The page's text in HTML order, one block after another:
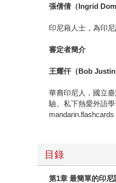
張倩倩（Ingrid
印尼藉人士，為印
審定者簡介
王耀仟（Bob Justin
華裔印尼人，國立
驗。私下熱愛外語
mandarin.flashcards
目錄
第1章 最簡單的印尼